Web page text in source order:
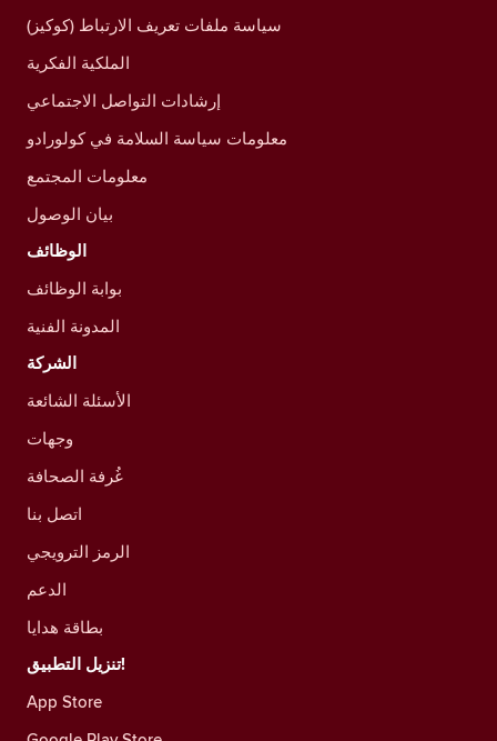
سياسة ملفات تعريف الارتباط (كوكيز)
الملكية الفكرية
إرشادات التواصل الاجتماعي
معلومات سياسة السلامة في كولورادو
معلومات المجتمع
بيان الوصول
الوظائف
بوابة الوظائف
المدونة الفنية
الشركة
الأسئلة الشائعة
وجهات
غُرفة الصحافة
اتصل بنا
الرمز الترويجي
الدعم
بطاقة هدايا
تنزيل التطبيق!
App Store